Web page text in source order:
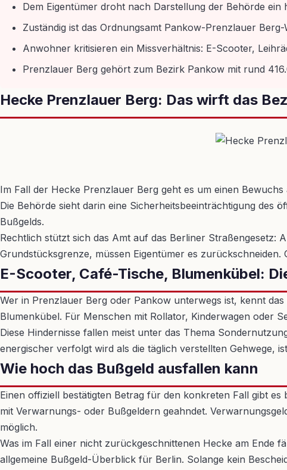
Dem Eigentümer droht nach Darstellung der Behörde ein
Zuständig ist das Ordnungsamt Pankow-Prenzlauer
Anwohner kritisieren ein Missverhältnis: E-Scooter,
Prenzlauer Berg gehört zum Bezirk Pankow mit rund
Hecke Prenzlauer Berg: Das wirft das
Im Fall der Hecke Prenzlauer Berg geht es um einen
Die Behörde sieht darin eine Sicherheitsbeeinträchtigung
Bußgelds.
Rechtlich stützt sich das Amt auf das Berliner
Grundstücksgrenze, müssen Eigentümer es
E-Scooter, Café-Tische, Blumenkübel:
Wer in Prenzlauer Berg oder Pankow unterwegs ist, kennt
Blumenkübel. Für Menschen mit Rollator, Kinderwagen oder
Diese Hindernisse fallen meist unter das Thema
energischer verfolgt wird als die täglich verstellten Gehwege,
Wie hoch das Bußgeld ausfallen kann
Einen offiziell bestätigten Betrag für den konkreten Fall gibt
mit Verwarnungs- oder Bußgeldern geahndet.
möglich.
Was im Fall einer nicht zurückgeschnittenen Hecke am Ende
allgemeine Bußgeld-Überblick für Berlin. Solange kein